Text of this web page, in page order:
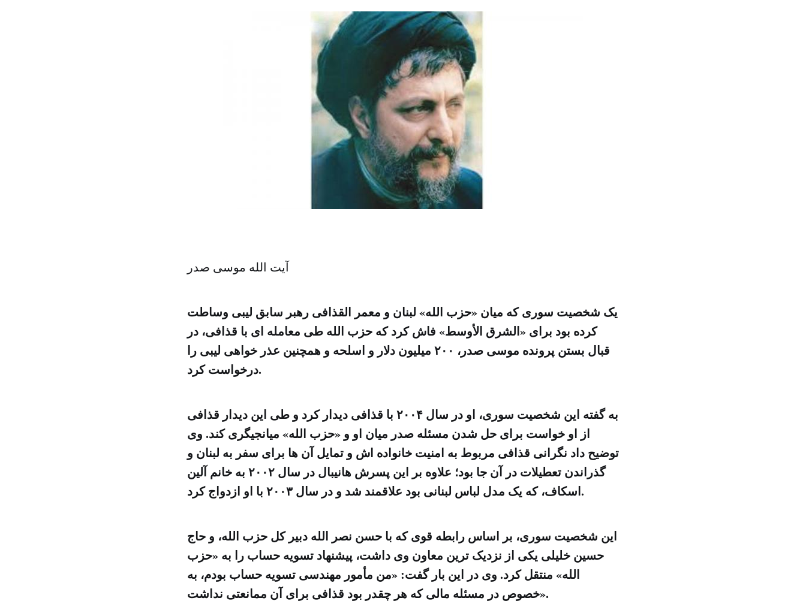
آیت الله موسی صدر
یک شخصیت سوری که میان «حزب الله» لبنان و معمر القذافی رهبر سابق لیبی وساطت
کرده بود برای «الشرق الأوسط» فاش کرد که حزب الله طی معامله ای با قذافی، در
قبال بستن پرونده موسی صدر، ۲۰۰ میلیون دلار و اسلحه و همچنین عذر خواهی لیبی را
درخواست کرد.
به گفته این شخصیت سوری، او در سال ۲۰۰۴ با قذافی دیدار کرد و طی این دیدار قذافی
از او خواست برای حل شدن مسئله صدر میان او و «حزب الله» میانجیگری کند. وی
توضیح داد نگرانی قذافی مربوط به امنیت خانواده اش و تمایل آن ها برای سفر به لبنان و
گذراندن تعطیلات در آن جا بود؛ علاوه بر این پسرش هانیبال در سال ۲۰۰۲ به خانم آلین
اسکاف، که یک مدل لباس لبنانی بود علاقمند شد و در سال ۲۰۰۳ با او ازدواج کرد.
این شخصیت سوری، بر اساس رابطه قوی که با حسن نصر الله دبیر کل حزب الله، و حاج
حسین خلیلی یکی از نزدیک ترین معاون وی داشت، پیشنهاد تسویه حساب را به «حزب
الله» منتقل کرد. وی در این بار گفت: «من مأمور مهندسی تسویه حساب بودم، به
خصوص در مسئله مالی که هر چقدر بود قذافی برای آن ممانعتی نداشت».